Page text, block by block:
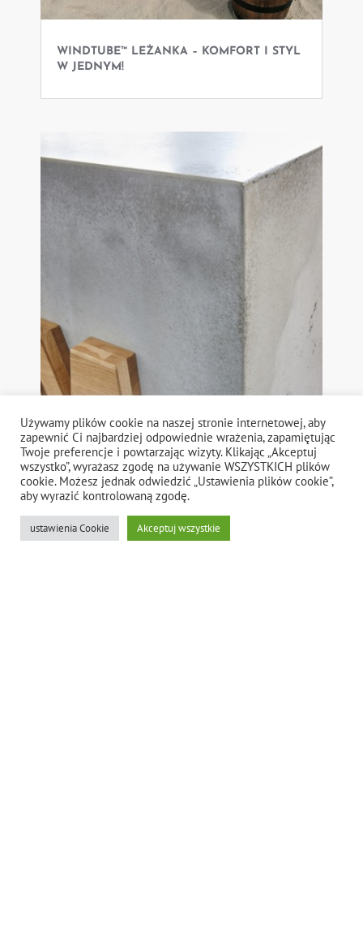
WINDTUBE™ LEŻANKA – KOMFORT I STYL
W JEDNYM!
GADŻETY Z BETONU, REKLAMA
Używamy plików cookie na naszej stronie internetowej, aby
zapewnić Ci najbardziej odpowiednie wrażenia, zapamiętując
Twoje preferencje i powtarzając wizyty. Klikając „Akceptuj
wszystko”, wyrażasz zgodę na używanie WSZYSTKICH plików
cookie. Możesz jednak odwiedzić „Ustawienia plików cookie”,
aby wyrazić kontrolowaną zgodę.
ustawienia Cookie Akceptuj wszystkie